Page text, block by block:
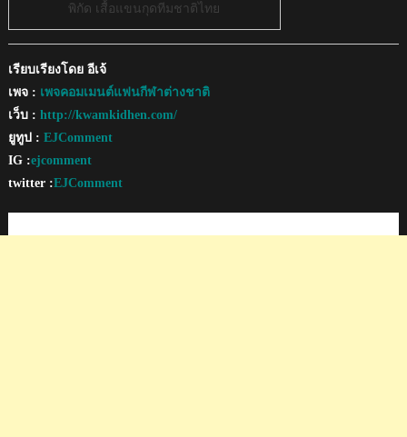
พิกัด เสื้อแขนกุดทีมชาติไทย
เรียบเรียงโดย อีเจ้
เพจ : เพจคอมเมนต์แฟนกีฬาต่างชาติ
เว็บ : http://kwamkidhen.com/
ยูทูป : EJComment
IG :ejcomment
twitter :EJComment